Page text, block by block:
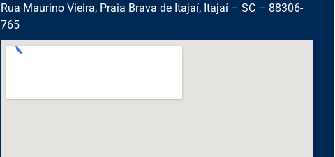
Rua Maurino Vieira, Praia Brava de Itajaí, Itajaí – SC – 88306-
765